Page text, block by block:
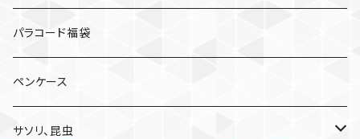
パラコード福袋
ペンケース
サソリ、昆虫